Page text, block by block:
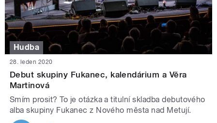
Hudba
28. leden 2020
Debut skupiny Fukanec, kalendárium a Věra
Martinová
Smím prosit? To je otázka a titulní skladba debutového
alba skupiny Fukanec z Nového města nad Metují.